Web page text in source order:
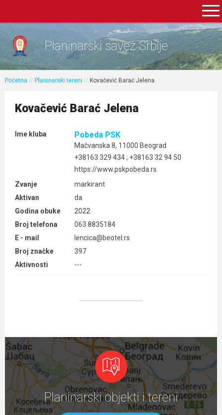
Planinarski savez Srbije
Početna // Planinarski tereni // Kovačević Barać Jelena
Kovačević Barać Jelena
Ime kluba Pobeda PSK
Mačvanska 8, 11000 Beograd
+38163 329 434 ; +38163 32 94 50
https://www.pskpobeda.rs
Zvanje
markirant
Aktivan
da
Godina obuke
2022
Broj telefona
063 8835184
E - mail
lencica@beotel.rs
Broj značke
397
Aktivnosti
---
Planinarski objekti i tereni